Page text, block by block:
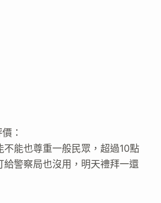
：
能也尊重一般民眾，超過10點
給警察局也沒用，明天禮拜一還